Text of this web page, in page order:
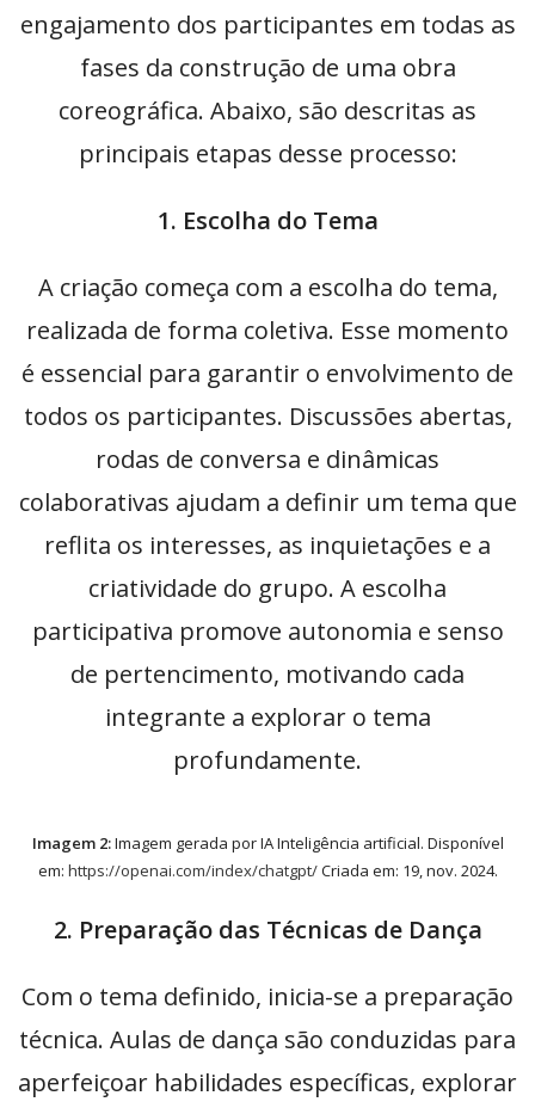
engajamento dos participantes em todas as
fases da construção de uma obra
coreográfica. Abaixo, são descritas as
principais etapas desse processo:
1. Escolha do Tema
A criação começa com a escolha do tema,
realizada de forma coletiva. Esse momento
é essencial para garantir o envolvimento de
todos os participantes. Discussões abertas,
rodas de conversa e dinâmicas
colaborativas ajudam a definir um tema que
reflita os interesses, as inquietações e a
criatividade do grupo. A escolha
participativa promove autonomia e senso
de pertencimento, motivando cada
integrante a explorar o tema
profundamente.
Imagem 2:Imagem gerada por IA Inteligência artificial. Disponível
em: https://openai.com/index/chatgpt/Criada em: 19, nov. 2024.
2. Preparação das Técnicas de Dança
Com o tema definido, inicia-se a preparação
técnica. Aulas de dança são conduzidas para
aperfeiçoar habilidades específicas, explorar